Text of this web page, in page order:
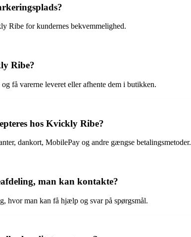
Ribe for kundernes bekvemmelighed.
Ribe?
få varerne leveret eller afhente dem i butikken.
hos Kvickly Ribe?
dankort, MobilePay og andre gængse betalingsmetoder.
man kan kontakte?
hvor man kan få hjælp og svar på spørgsmål.